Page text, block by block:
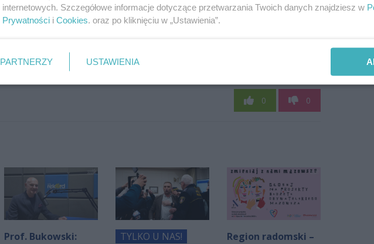
0 0
Prof. Bukowski:
TYLKO U NAS!
Region radomski –
internetowych. Szczegółowe informacje dotyczące przetwarzania Twoich danych znajdziesz w
Prywatności i Cookies. oraz po kliknięciu w „Ustawienia”.
PARTNERZY USTAWIENIA